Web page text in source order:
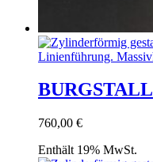
BURGSTALL
760,00 €
Enthält 19% MwSt.